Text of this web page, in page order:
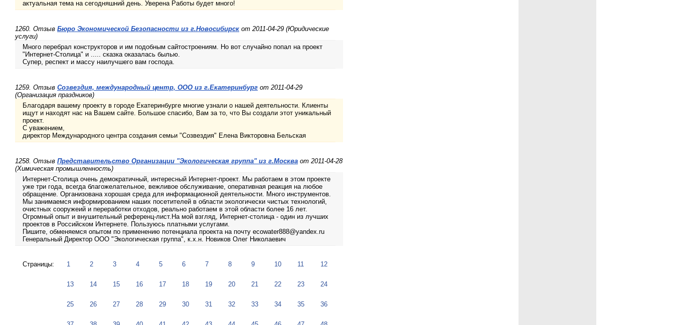
актуальная тема на сегодняшний день. Уверена Работы будет много!
1260. Отзыв Бюро Экономической Безопасности из г.Новосибирск от 2011-04-29 (Юридические
услуги)
Много перебрал конструкторов и им подобным сайтостроениям. Но вот случайно попал на проект
"Интернет-Столица" и ..... сказка оказалась былью.
Супер, респект и массу наилучшего вам господа.
1259. Отзыв Созвездия, международный центр, ООО из г.Екатеринбург от 2011-04-29
(Организация праздников)
Благодаря вашему проекту в городе Екатеринбурге многие узнали о нашей деятельности. Клиенты
ищут и находят нас на Вашем сайте. Большое спасибо, Вам за то, что Вы создали этот уникальный
проект.
С уважением,
директор Международного центра создания семьи "Созвездия" Елена Викторовна Бельская
1258. Отзыв Представительство Организации "Экологическая группа" из г.Москва от 2011-04-28
(Химическая промышленность)
Интернет-Столица очень демократичный, интересный Интернет-проект. Мы работаем в этом проекте
уже три года, всегда благожелательное, вежливое обслуживание, оперативная реакция на любое
обращение. Организована хорошая среда для информационной деятельности. Много инструментов.
Мы занимаемся информированием наших посетителей в области экологически чистых технологий,
очистных сооружеий и переработки отходов, реально работаем в этой области более 16 лет.
Огромный опыт и внушительный референц-лист.На мой взгляд, Интернет-столица - один из лучших
проектов в Российском Интернете. Пользуюсь платными услугами.
Пишите, обменяемся опытом по применению потенциала проекта на почту ecowater888@yandex.ru
Генеральный Директор ООО "Экологическая группа", к.х.н. Новиков Олег Николаевич
Страницы: 1 2 3 4 5 6 7 8 9 10 11 12
13 14 15 16 17 18 19 20 21 22 23 24
25 26 27 28 29 30 31 32 33 34 35 36